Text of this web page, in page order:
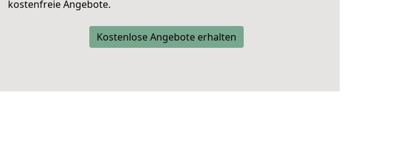
kostenfreie Angebote.
Kostenlose Angebote erhalten